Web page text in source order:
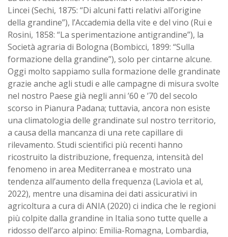
Lincei (Sechi, 1875: “Di alcuni fatti relativi all’origine
della grandine”), l’Accademia della vite e del vino (Rui e
Rosini, 1858: “La sperimentazione antigrandine”), la
Società agraria di Bologna (Bombicci, 1899: “Sulla
formazione della grandine”), solo per cintarne alcune.
Oggi molto sappiamo sulla formazione delle grandinate
grazie anche agli studi e alle campagne di misura svolte
nel nostro Paese già negli anni ’60 e ’70 del secolo
scorso in Pianura Padana; tuttavia, ancora non esiste
una climatologia delle grandinate sul nostro territorio,
a causa della mancanza di una rete capillare di
rilevamento. Studi scientifici più recenti hanno
ricostruito la distribuzione, frequenza, intensità del
fenomeno in area Mediterranea e mostrato una
tendenza all’aumento della frequenza (Laviola et al,
2022), mentre una disamina dei dati assicurativi in
agricoltura a cura di ANIA (2020) ci indica che le regioni
più colpite dalla grandine in Italia sono tutte quelle a
ridosso dell’arco alpino: Emilia-Romagna, Lombardia,